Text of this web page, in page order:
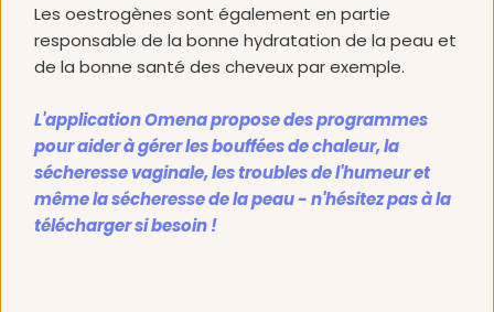
Les oestrogènes sont également en partie
responsable de la bonne hydratation de la peau et
de la bonne santé des cheveux par exemple.
L'application Omena propose des programmes
pour aider à gérer les bouffées de chaleur, la
sécheresse vaginale, les troubles de l'humeur et
même la sécheresse de la peau - n'hésitez pas à la
télécharger si besoin !